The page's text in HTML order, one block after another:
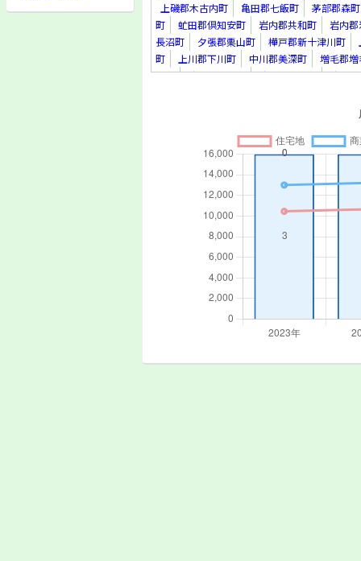
上磯郡木古内町
亀田郡七飯町
茅部郡森町
町
虻田郡倶知安町 岩内郡共和町
岩内
長沼町
夕張郡栗山町 樺戸郡新十津川町
町
上川郡下川町 中川郡美深町
増毛郡増
里町
紋別郡遠軽町 紋別郡滝上町
紋別